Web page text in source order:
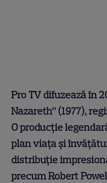
Pro TV difuzează în
Nazareth” (1977),
O producție
plan viața și
distribuție
precum Robert